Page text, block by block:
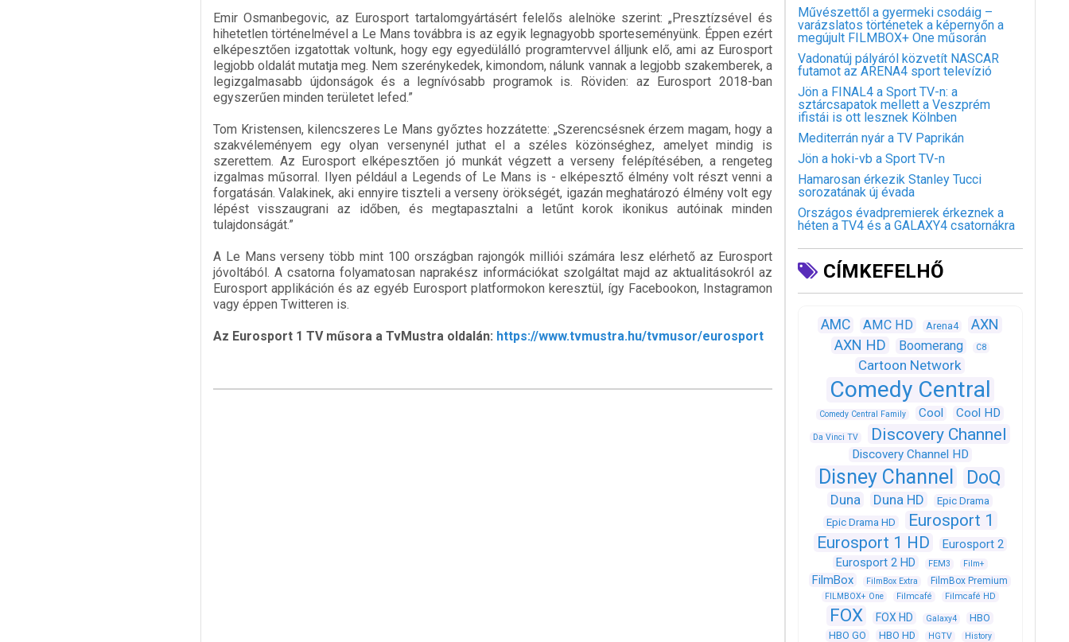
Emir Osmanbegovic, az Eurosport tartalomgyártásért felelős alelnöke szerint: „Presztízsével és
hihetetlen történelmével a Le Mans továbbra is az egyik legnagyobb sporteseményünk. Éppen ezért
elképesztően izgatottak voltunk, hogy egy egyedülálló programtervvel álljunk elő, ami az Eurosport
legjobb oldalát mutatja meg. Nem szerénykedek, kimondom, nálunk vannak a legjobb szakemberek, a
legizgalmasabb újdonságok és a legnívósabb programok is. Röviden: az Eurosport 2018-ban
egyszerűen minden területet lefed.”
Tom Kristensen, kilencszeres Le Mans győztes hozzátette: „Szerencsésnek érzem magam, hogy a
szakvéleményem egy olyan versenynél juthat el a széles közönséghez, amelyet mindig is
szerettem. Az Eurosport elképesztően jó munkát végzett a verseny felépítésében, a rengeteg
izgalmas műsorral. Ilyen például a Legends of Le Mans is - elképesztő élmény volt részt venni a
forgatásán. Valakinek, aki ennyire tiszteli a verseny örökségét, igazán meghatározó élmény volt egy
lépést visszaugrani az időben, és megtapasztalni a letűnt korok ikonikus autóinak minden
tulajdonságát.”
A Le Mans verseny több mint 100 országban rajongók milliói számára lesz elérhető az Eurosport
jóvoltából. A csatorna folyamatosan naprakész információkat szolgáltat majd az aktualitásokról az
Eurosport applikáción és az egyéb Eurosport platformokon keresztül, így Facebookon, Instagramon
vagy éppen Twitteren is.
Az Eurosport 1 TV műsora a TvMustra oldalán: https://www.tvmustra.hu/tvmusor/eurosport
Művészettől a gyermeki csodáig –
varázslatos történetek a képernyőn a
megújult FILMBOX+ One műsorán
Vadonatúj pályáról közvetít NASCAR
futamot az ARENA4 sport televízió
Jön a FINAL4 a Sport TV-n: a
sztárcsapatok mellett a Veszprém
ifistái is ott lesznek Kölnben
Mediterrán nyár a TV Paprikán
Jön a hoki-vb a Sport TV-n
Hamarosan érkezik Stanley Tucci
sorozatának új évada
Országos évadpremierek érkeznek a
héten a TV4 és a GALAXY4 csatornákra
CÍMKEFELHŐ
AMC AMC HD Arena4
AXN
AXN HD
Boomerang C8
Cartoon Network
Comedy Central
Comedy Central Family Cool Cool HD
Da Vinci TV Discovery Channel
Discovery Channel HD
Disney Channel DoQ
Duna Duna HD
Epic Drama
Epic Drama HD
Eurosport 1
Eurosport 1 HD
Eurosport 2
Eurosport 2 HD
FEM3 Film+
FilmBox FilmBox Extra FilmBox Premium
FILMBOX+ One Filmcafé Filmcafé HD
FOX FOX HD Galaxy4
HBO
HBO GO
HBO HD HGTV
History